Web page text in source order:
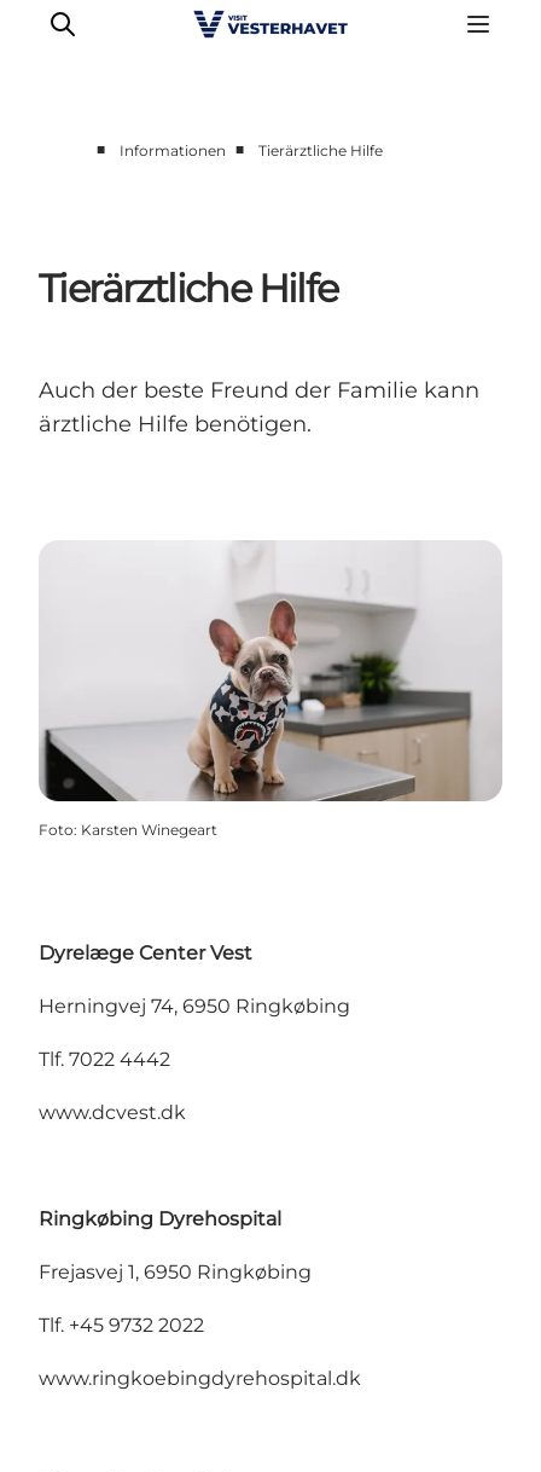
Unsere Städte
Essen & Übernachtung
Plane deine Reise
■ Informationen ■ Tierärztliche Hilfe
Tierärztliche Hilfe
Auch der beste Freund der Familie kann
ärztliche Hilfe benötigen.
Foto: Karsten Winegeart
Dyrelæge Center Vest
Herningvej 74, 6950 Ringkøbing
Tlf. 7022 4442
www.dcvest.dk
Ringkøbing Dyrehospital
Frejasvej 1, 6950 Ringkøbing
Tlf. +45 9732 2022
www.ringkoebingdyrehospital.dk